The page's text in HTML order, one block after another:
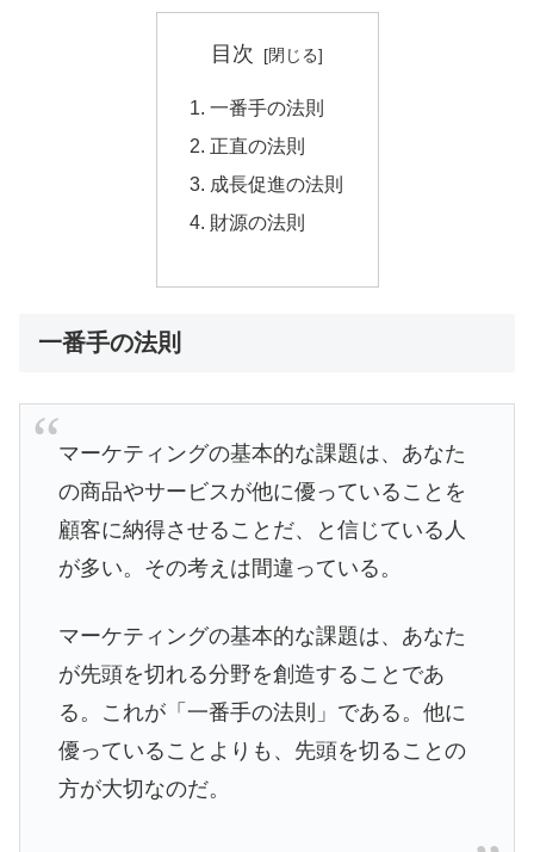
目次
一番手の法則
正直の法則
成長促進の法則
財源の法則
一番手の法則
マーケティングの基本的な課題は、あなた
の商品やサービスが他に優っていることを
顧客に納得させることだ、と信じている人
が多い。その考えは間違っている。
マーケティングの基本的な課題は、あなた
が先頭を切れる分野を創造することであ
る。これが「一番手の法則」である。他に
優っていることよりも、先頭を切ることの
方が大切なのだ。